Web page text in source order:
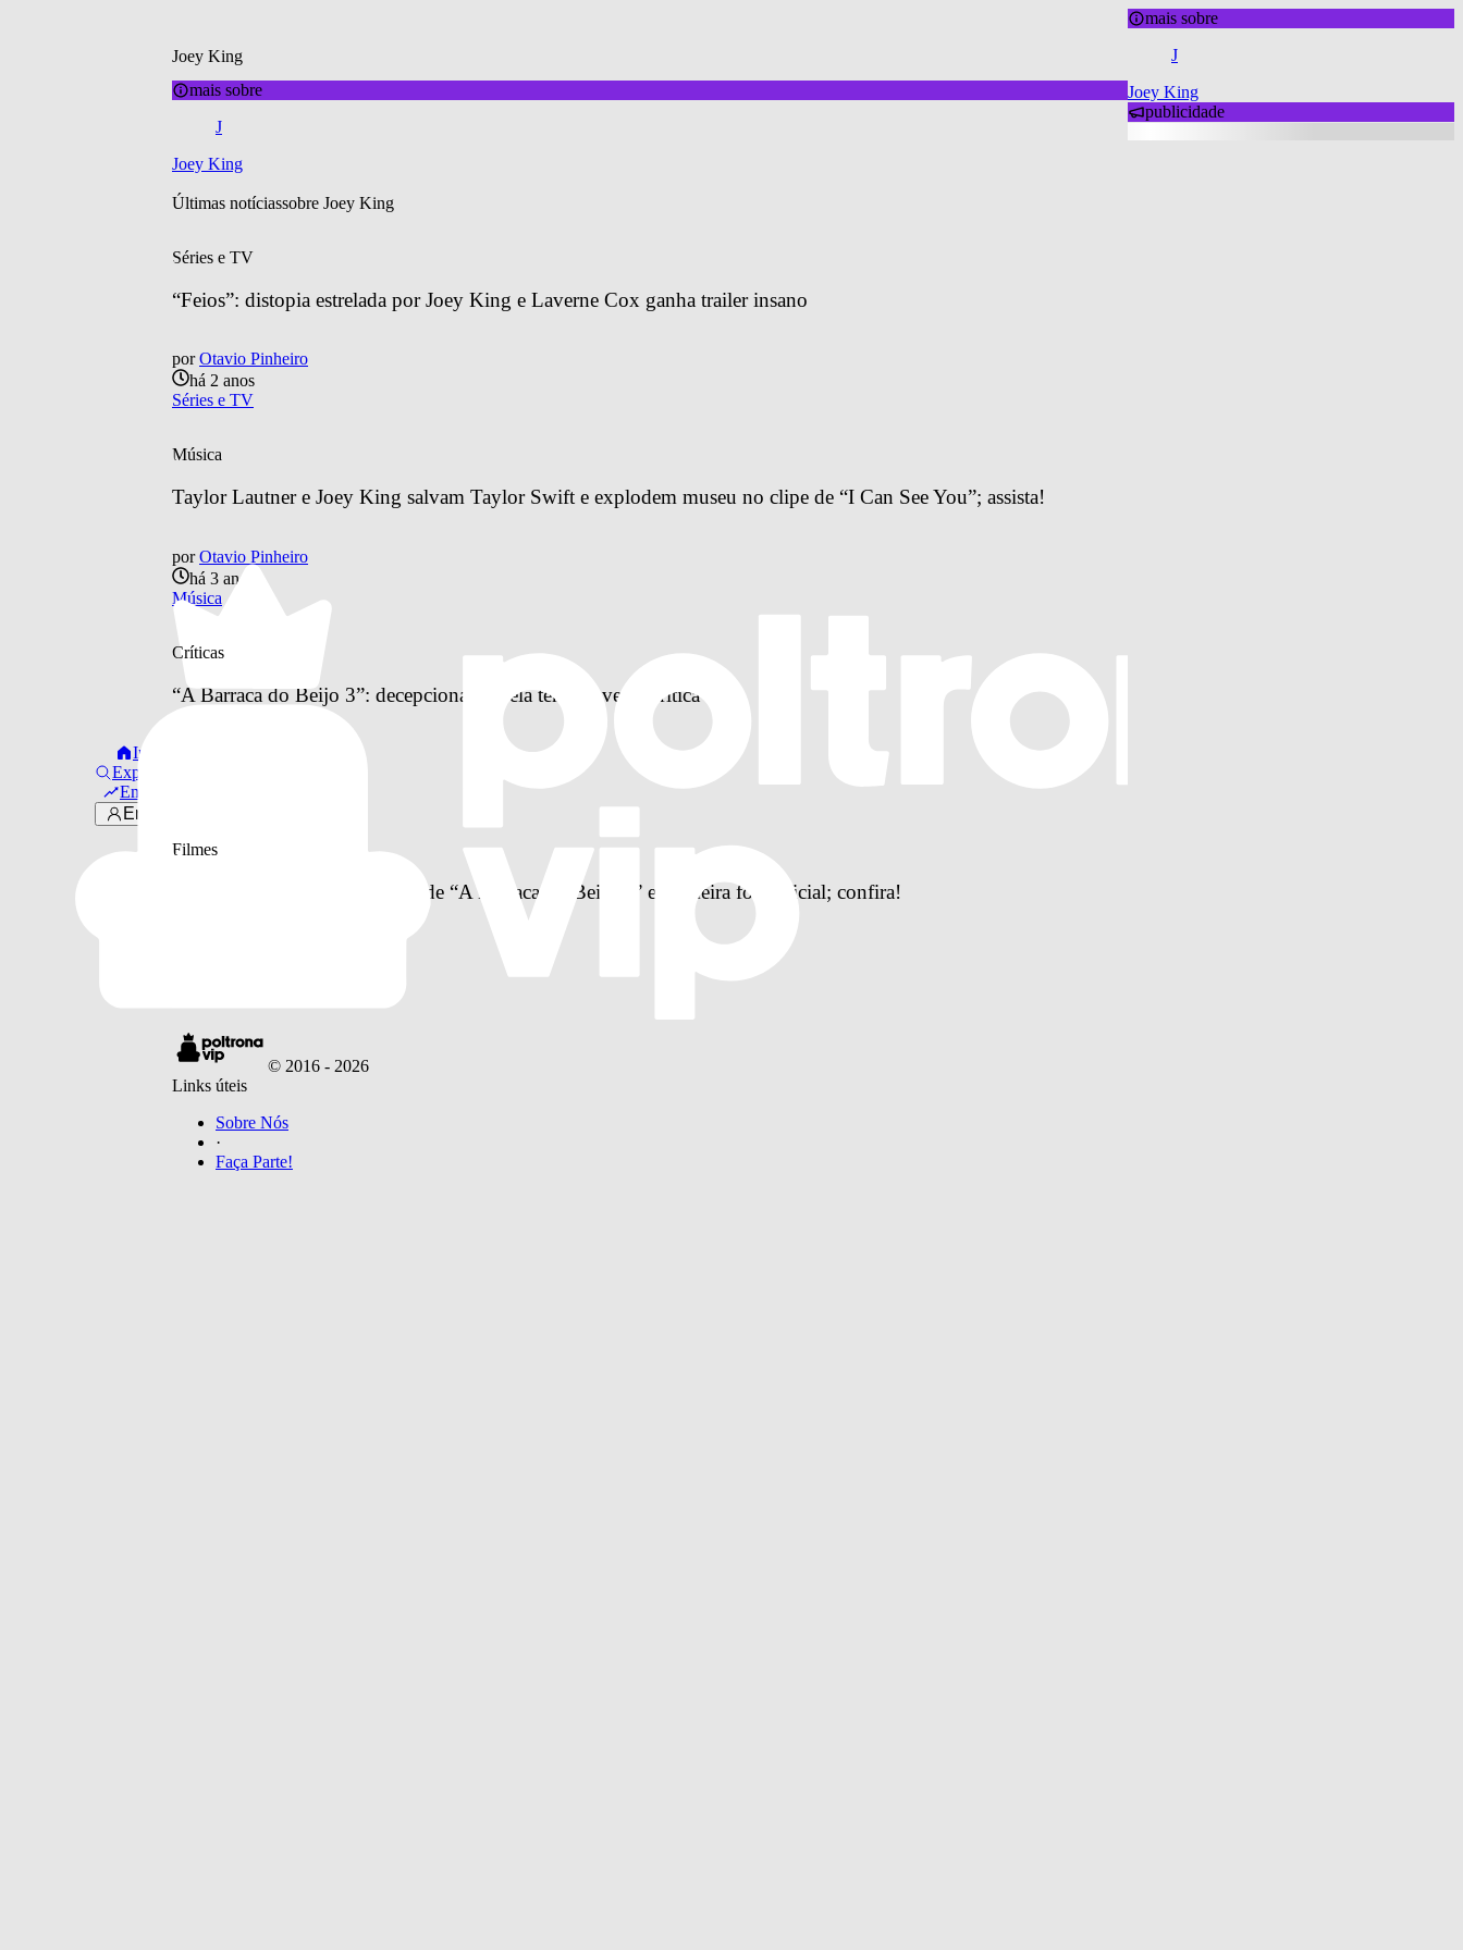
Início
Explorar
Em alta
Entrar
Joey King
mais sobre
J
Joey King
Últimas notíciassobre Joey King
Séries e TV
“Feios”: distopia estrelada por Joey King e Laverne Cox ganha trailer insano
por Otavio Pinheiro
há 2 anos
Séries e TV
Música
Taylor Lautner e Joey King salvam Taylor Swift e explodem museu no clipe de “I Can See You”; assista!
por Otavio Pinheiro
há 3 anos
Música
Críticas
“A Barraca do Beijo 3”: decepcionante pela terceira vez | Crítica
Filmes
Netflix divulga data de estreia de “A Barraca do Beijo 3” e primeira foto oficial; confira!
© 2016 - 2026
Links úteis
Sobre Nós
·
Faça Parte!
mais sobre
J
Joey King
publicidade